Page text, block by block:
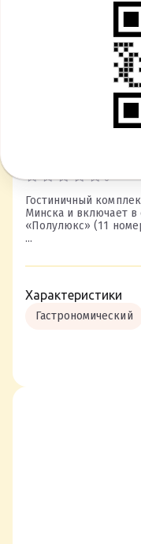
0
Гостиничный
Минска и включает в
«Полулюкс» (11
...
Характеристики
Гастрономический